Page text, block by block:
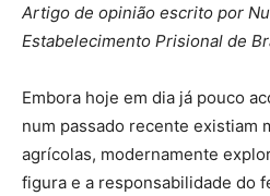
Artigo de opinião escrito por
Estabelecimento Prisional de
Embora hoje em dia já pouco
num passado recente existiam
agrícolas, modernamente
figura e a responsabilidade do